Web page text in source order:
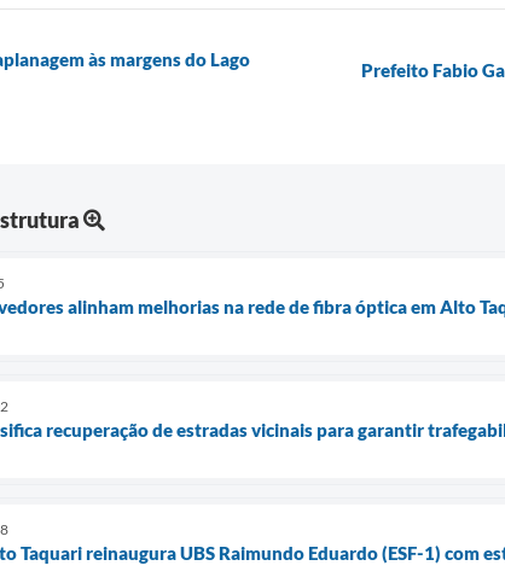
às margens do Lago
Prefeito Fabio
alinham melhorias na rede de fibra óptica em Alto
recuperação de estradas vicinais para garantir
Taquari reinaugura UBS Raimundo Eduardo (ESF-1) com